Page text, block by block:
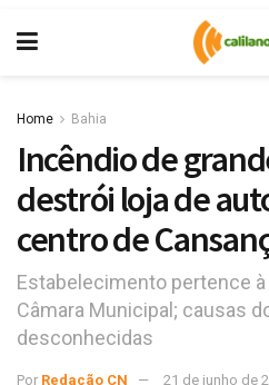
Home Bahia
Incêndio de
destrói loja de
centro de
Estabelecimento pertence
Câmara Municipal; causas
desconhecidas
Por Redação CN 21 de junho de